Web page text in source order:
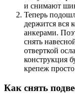
и снимают
Теперь
держится вся
анкерами.
снять
отверткой
конструкция
крепеж просто
Как снять